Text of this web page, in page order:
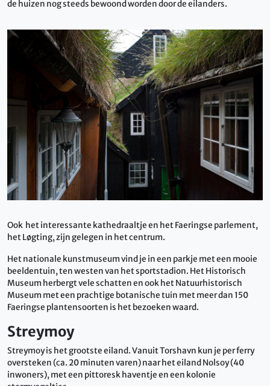
de huizen nog steeds bewoond worden door de eilanders.
Ook het interessante kathedraaltje en het Faeringse parlement,
het Løgting, zijn gelegen in het centrum.
Het nationale kunstmuseum vind je in een parkje met een mooie
beeldentuin, ten westen van het sportstadion. Het Historisch
Museum herbergt vele schatten en ook het Natuurhistorisch
Museum met een prachtige botanische tuin met meer dan 150
Faeringse plantensoorten is het bezoeken waard.
Streymoy
Streymoy is het grootste eiland. Vanuit Torshavn kun je per ferry
oversteken (ca. 20 minuten varen) naar het eiland Nolsoy (40
inwoners), met een pittoresk haventje en een kolonie